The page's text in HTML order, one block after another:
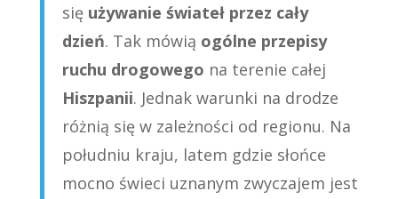
się używanie świateł przez cały
dzień. Tak mówią ogólne przepisy
ruchu drogowego na terenie całej
Hiszpanii. Jednak warunki na drodze
różnią się w zależności od regionu. Na
południu kraju, latem gdzie słońce
mocno świeci uznanym zwyczajem jest